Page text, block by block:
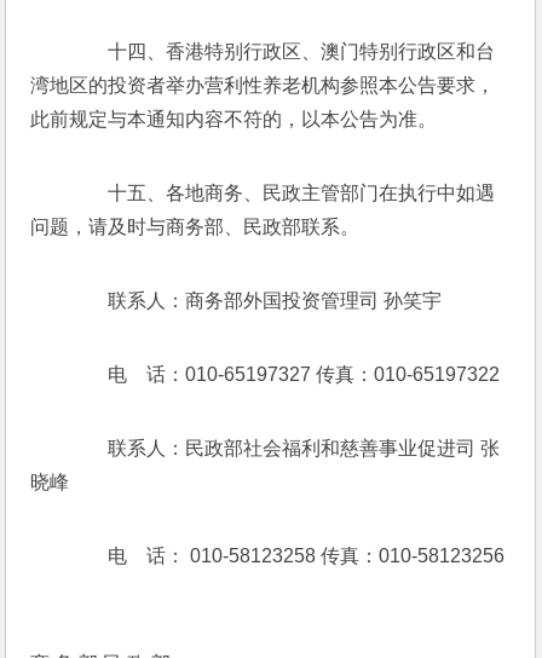
十四、香港特别行政区、澳门特别行政区和台
湾地区的投资者举办营利性养老机构参照本公告要求，
此前规定与本通知内容不符的，以本公告为准。
十五、各地商务、民政主管部门在执行中如遇
问题，请及时与商务部、民政部联系。
联系人：商务部外国投资管理司 孙笑宇
电　话：010-65197327 传真：010-65197322
联系人：民政部社会福利和慈善事业促进司 张
晓峰
电　话： 010-58123258 传真：010-58123256